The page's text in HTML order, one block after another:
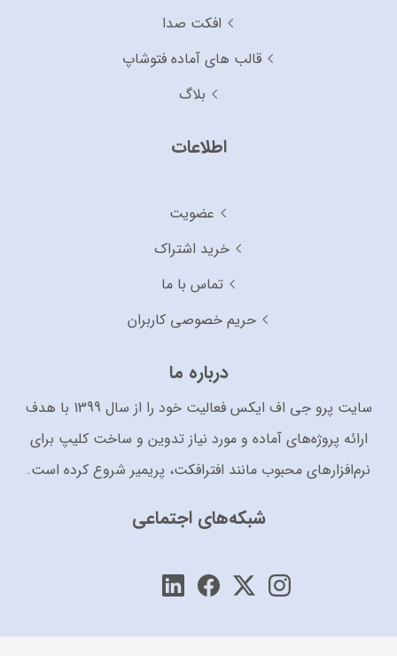
افکت صدا
قالب های آماده فتوشاپ
بلاگ
اطلاعات
عضویت
خرید اشتراک
تماس با ما
حریم خصوصی کاربران
درباره ما
سایت پرو جی اف ایکس فعالیت خود را از سال 1399 با هدف
ارائه پروژه‌های آماده و مورد نیاز تدوین و ساخت کلیپ برای
نرم‌افزارهای محبوب مانند افترافکت، پریمیر شروع کرده است.
شبکه‌های اجتماعی